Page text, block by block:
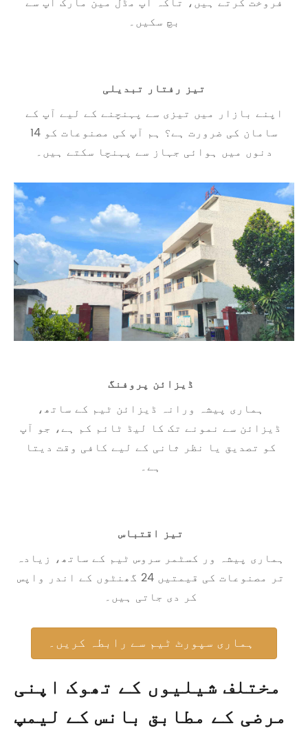
بچ سکیں۔
تیز رفتار تبدیلی
اپنے بازار میں تیزی سے پہنچنے کے لیے آپ کے
سامان کی ضرورت ہے؟ ہم آپ کی مصنوعات کو 14
دنوں میں ہوائی جہاز سے پہنچا سکتے ہیں۔
ڈیزائن پروفنگ
ہماری پیشہ ورانہ ڈیزائن ٹیم کے ساتھ،
ڈیزائن سے نمونے تک کا لیڈ ٹائم کم ہے، جو آپ
کو تصدیق یا نظر ثانی کے لیے کافی وقت دیتا
ہے۔
تیز اقتباس
ہماری پیشہ ور کسٹمر سروس ٹیم کے ساتھ، زیادہ
تر مصنوعات کی قیمتیں 24 گھنٹوں کے اندر واپس
کر دی جاتی ہیں۔
ہماری سپورٹ ٹیم سے رابطہ کریں۔
مختلف شیلیوں کے تھوک اپنی
مرضی کے مطابق بانس کے لیمپ